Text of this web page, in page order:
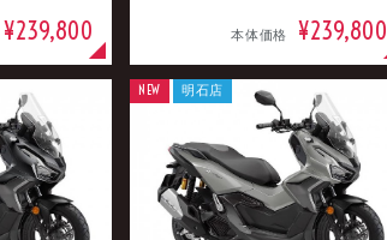
¥239,800 本体価格 ¥239,800
NEW 明石店